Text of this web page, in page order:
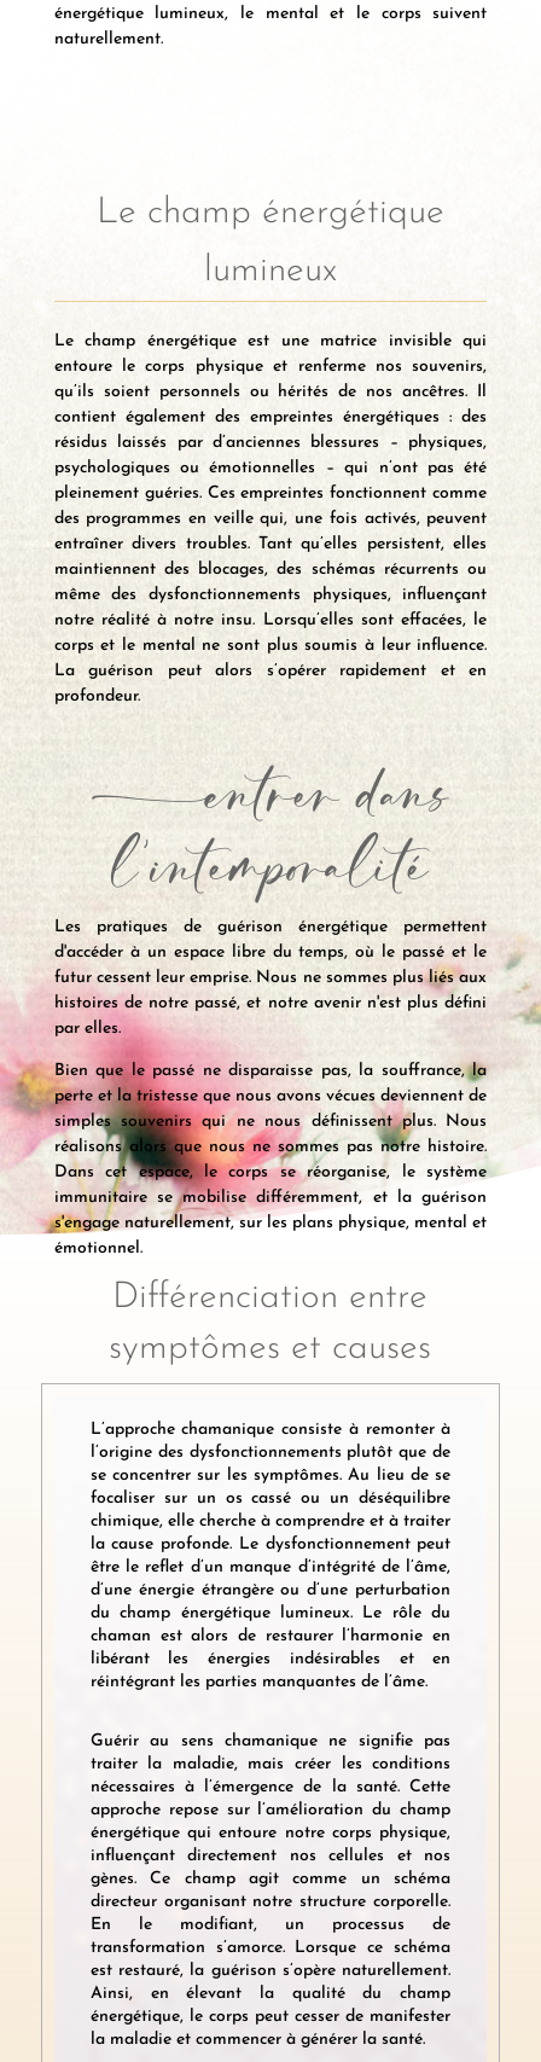
énergétique lumineux, le mental et le corps suivent
naturellement.
Le champ énergétique
lumineux
Le champ énergétique est une matrice invisible qui
entoure le corps physique et renferme nos souvenirs,
qu’ils soient personnels ou hérités de nos ancêtres. Il
contient également des empreintes énergétiques : des
résidus laissés par d’anciennes blessures – physiques,
psychologiques ou émotionnelles – qui n’ont pas été
pleinement guéries. Ces empreintes fonctionnent comme
des programmes en veille qui, une fois activés, peuvent
entraîner divers troubles. Tant qu’elles persistent, elles
maintiennent des blocages, des schémas récurrents ou
même des dysfonctionnements physiques, influençant
notre réalité à notre insu. Lorsqu’elles sont effacées, le
corps et le mental ne sont plus soumis à leur influence.
La guérison peut alors s’opérer rapidement et en
profondeur.
-entrer dans
l’intemporalité
Les pratiques de guérison énergétique permettent
d'accéder à un espace libre du temps, où le passé et le
futur cessent leur emprise. Nous ne sommes plus liés aux
histoires de notre passé, et notre avenir n'est plus défini
par elles.
Bien que le passé ne disparaisse pas, la souffrance, la
perte et la tristesse que nous avons vécues deviennent de
simples souvenirs qui ne nous définissent plus. Nous
réalisons alors que nous ne sommes pas notre histoire.
Dans cet espace, le corps se réorganise, le système
immunitaire se mobilise différemment, et la guérison
s'engage naturellement, sur les plans physique, mental et
émotionnel.
Différenciation entre
symptômes et causes
L’approche chamanique consiste à remonter à
l’origine des dysfonctionnements plutôt que de
se concentrer sur les symptômes. Au lieu de se
focaliser sur un os cassé ou un déséquilibre
chimique, elle cherche à comprendre et à traiter
la cause profonde. Le dysfonctionnement peut
être le reflet d’un manque d’intégrité de l’âme,
d’une énergie étrangère ou d’une perturbation
du champ énergétique lumineux. Le rôle du
chaman est alors de restaurer l’harmonie en
libérant les énergies indésirables et en
réintégrant les parties manquantes de l’âme.
Guérir au sens chamanique ne signifie pas
traiter la maladie, mais créer les conditions
nécessaires à l’émergence de la santé. Cette
approche repose sur l’amélioration du champ
énergétique qui entoure notre corps physique,
influençant directement nos cellules et nos
gènes. Ce champ agit comme un schéma
directeur organisant notre structure corporelle.
En le modifiant, un processus de
transformation s’amorce. Lorsque ce schéma
est restauré, la guérison s’opère naturellement.
Ainsi, en élevant la qualité du champ
énergétique, le corps peut cesser de manifester
la maladie et commencer à générer la santé.